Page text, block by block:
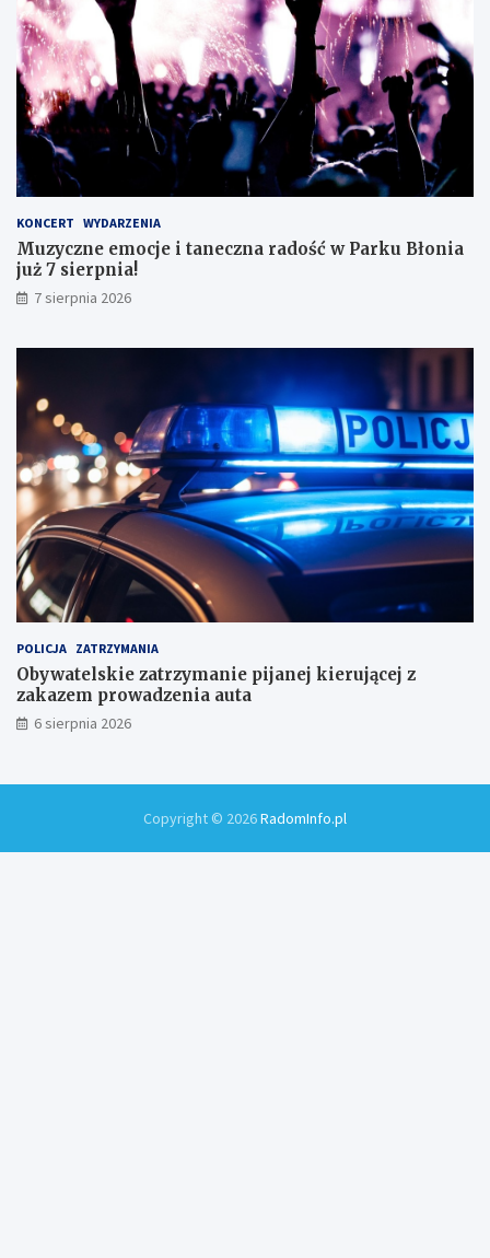
z
d
o
s
k
o
n
a
ł
m
i
w
y
k
a
m
g
o
!
KONCERT WYDARZENIA
Muzyczne emocje i taneczna radość w Parku Błonia
już 7 sierpnia!
7 sierpnia 2026
POLICJA ZATRZYMANIA
Obywatelskie zatrzymanie pijanej kierującej z
zakazem prowadzenia auta
6 sierpnia 2026
Copyright © 2026RadomInfo.pl